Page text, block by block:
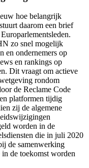
hoe belangrijk
daarom een brief
zo snel mogelijk
en ondernemers op
en rankings op
Dit vraagt om actieve
rondom
de Reclame Code
platformen tijdig
zij de algemene
worden in de
die in juli 2020
de samenwerking
de toekomst worden